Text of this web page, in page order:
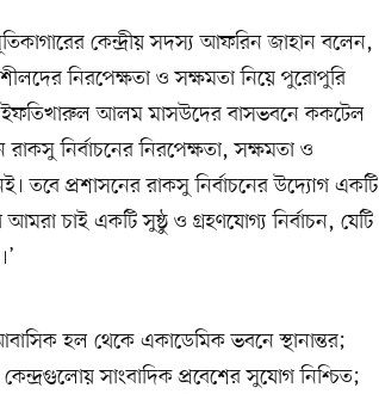
কেন্দ্রীয় সদস্য আফরিন জাহান বলেন,
নিরপেক্ষতা ও সক্ষমতা নিয়ে পুরোপুরি
ইফতিখারুল আলম মাসউদের বাসভবনে ককটেল
নির্বাচনের নিরপেক্ষতা, সক্ষমতা ও
তবে প্রশাসনের রাকসু নির্বাচনের উদ্যোগ একটি
আমরা চাই একটি সুষ্ঠু ও গ্রহণযোগ্য নির্বাচন, যেটি
হল থেকে একাডেমিক ভবনে স্থানান্তর;
সাংবাদিক প্রবেশের সুযোগ নিশ্চিত;